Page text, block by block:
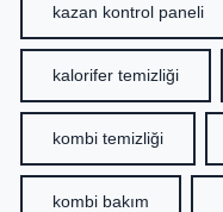
kazan kontrol paneli
kalorifer temizliği
kombi temizliği
kombi bakım